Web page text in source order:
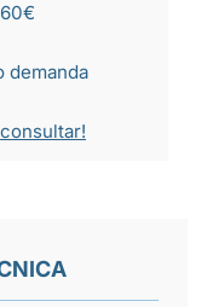
demanda